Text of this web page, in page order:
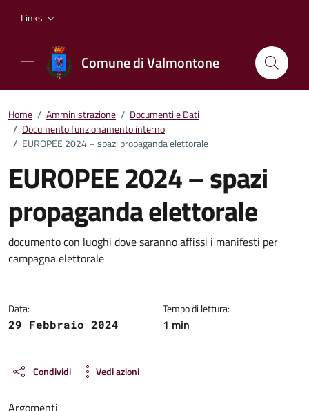
Links
Comune di Valmontone
Home / Amministrazione / Documenti e Dati
/ Documento funzionamento interno
/ EUROPEE 2024 – spazi propaganda elettorale
EUROPEE 2024 – spazi
propaganda elettorale
Dettagli del documento
documento con luoghi dove saranno affissi i manifesti per
campagna elettorale
Data:
29 Febbraio 2024
Tempo di lettura:
1 min
Condividi Vedi azioni
Argomenti